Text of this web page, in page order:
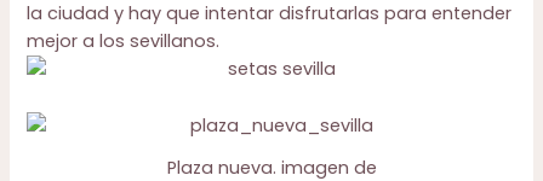
la ciudad y hay que intentar disfrutarlas para entender
mejor a los sevillanos.
Plaza nueva. imagen de